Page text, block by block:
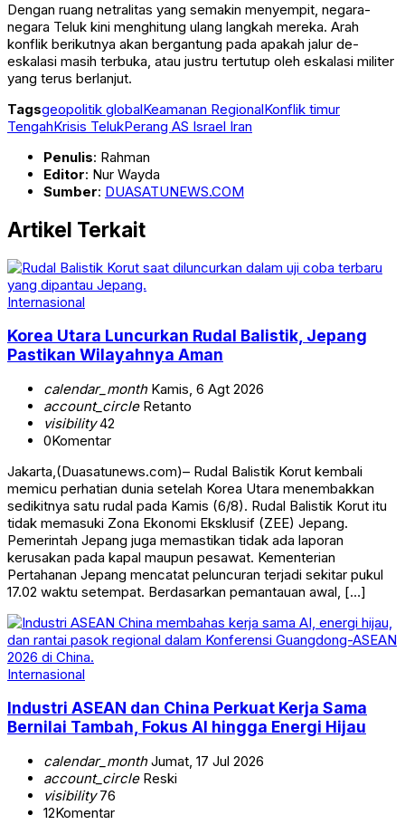
Dengan ruang netralitas yang semakin menyempit, negara-
negara Teluk kini menghitung ulang langkah mereka. Arah
konflik berikutnya akan bergantung pada apakah jalur de-
eskalasi masih terbuka, atau justru tertutup oleh eskalasi militer
yang terus berlanjut.
Tagsgeopolitik globalKeamanan RegionalKonflik timur
TengahKrisis TelukPerang AS Israel Iran
Penulis: Rahman
Editor: Nur Wayda
Sumber: DUASATUNEWS.COM
Artikel Terkait
Internasional
Korea Utara Luncurkan Rudal Balistik, Jepang
Pastikan Wilayahnya Aman
calendar_monthKamis, 6 Agt 2026
account_circleRetanto
visibility42
0Komentar
Jakarta,(Duasatunews.com)– Rudal Balistik Korut kembali
memicu perhatian dunia setelah Korea Utara menembakkan
sedikitnya satu rudal pada Kamis (6/8). Rudal Balistik Korut itu
tidak memasuki Zona Ekonomi Eksklusif (ZEE) Jepang.
Pemerintah Jepang juga memastikan tidak ada laporan
kerusakan pada kapal maupun pesawat. Kementerian
Pertahanan Jepang mencatat peluncuran terjadi sekitar pukul
17.02 waktu setempat. Berdasarkan pemantauan awal, […]
Internasional
Industri ASEAN dan China Perkuat Kerja Sama
Bernilai Tambah, Fokus AI hingga Energi Hijau
calendar_monthJumat, 17 Jul 2026
account_circleReski
visibility76
12Komentar